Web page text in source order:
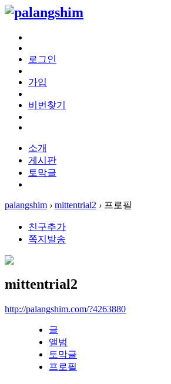
로그인
가입
비번찾기
소개
게시판
토막글
palangshim › mittentrial2 › 프로필
친구추가
쪽지발송
mittentrial2
http://palangshim.com/?4263880
글
앨범
토막글
프로필